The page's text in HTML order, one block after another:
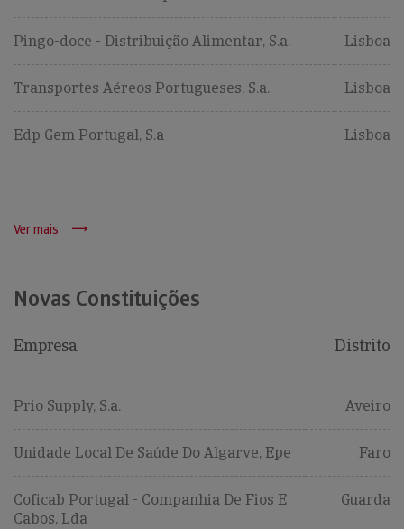
Pingo-doce - Distribuição Alimentar, S.a. Lisboa
Transportes Aéreos Portugueses, S.a. Lisboa
Edp Gem Portugal, S.a Lisboa
Ver mais
Novas Constituições
Empresa Distrito
Prio Supply, S.a. Aveiro
Unidade Local De Saúde Do Algarve, Epe Faro
Coficab Portugal - Companhia De Fios E
Cabos, Lda
Guarda